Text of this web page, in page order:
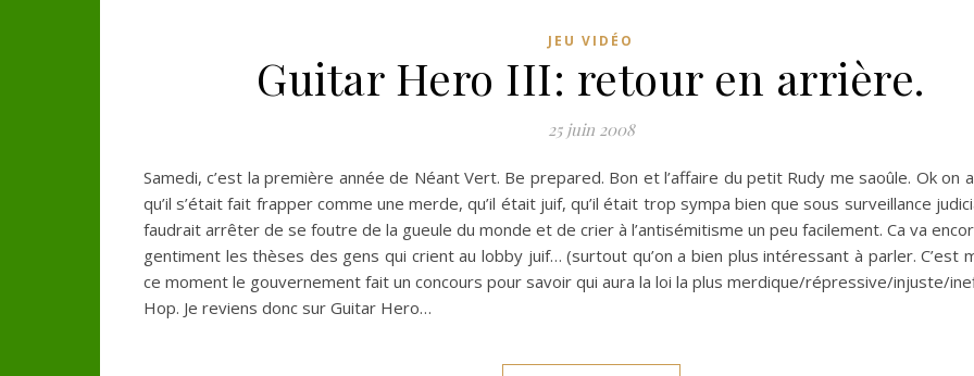
JEU VIDÉO
Guitar Hero III: retour en arrière.
25 juin 2008
Samedi, c’est la première année de Néant Vert. Be prepared. Bon et l’affaire du petit Rudy me saoûle. Ok on
qu’il s’était fait frapper comme une merde, qu’il était juif, qu’il était trop sympa bien que sous surveillance
faudrait arrêter de se foutre de la gueule du monde et de crier à l’antisémitisme un peu facilement. Ca va
gentiment les thèses des gens qui crient au lobby juif… (surtout qu’on a bien plus intéressant à parler. C’est
ce moment le gouvernement fait un concours pour savoir qui aura la loi la plus merdique/répressive/injuste/
Hop. Je reviens donc sur Guitar Hero…